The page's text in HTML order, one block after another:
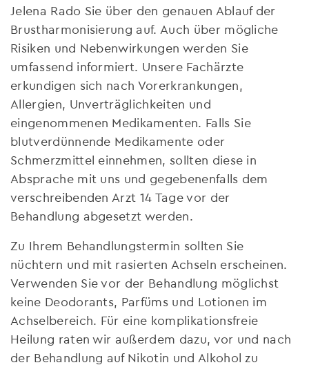
Jelena Rado Sie über den genauen Ablauf der
Brustharmonisierung auf. Auch über mögliche
Risiken und Nebenwirkungen werden Sie
umfassend informiert. Unsere Fachärzte
erkundigen sich nach Vorerkrankungen,
Allergien, Unverträglichkeiten und
eingenommenen Medikamenten. Falls Sie
blutverdünnende Medikamente oder
Schmerzmittel einnehmen, sollten diese in
Absprache mit uns und gegebenenfalls dem
verschreibenden Arzt 14 Tage vor der
Behandlung abgesetzt werden.
Zu Ihrem Behandlungstermin sollten Sie
nüchtern und mit rasierten Achseln erscheinen.
Verwenden Sie vor der Behandlung möglichst
keine Deodorants, Parfüms und Lotionen im
Achselbereich. Für eine komplikationsfreie
Heilung raten wir außerdem dazu, vor und nach
der Behandlung auf Nikotin und Alkohol zu